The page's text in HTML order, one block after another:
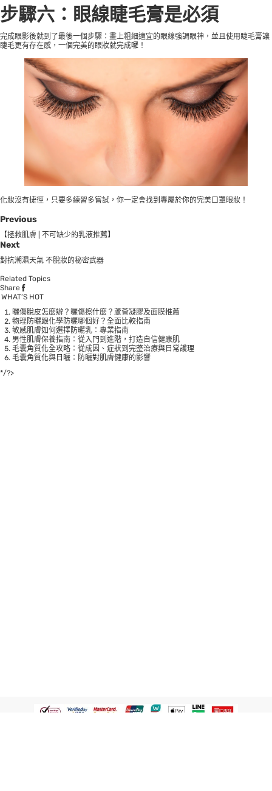
步驟六：眼線睫毛膏是必須
完成眼影後就到了最後一個步驟：畫上粗細適宜的眼線強調眼神，並且使用睫毛膏讓
睫毛更有存在感，一個完美的眼妝就完成囉！
化妝沒有捷徑，只要多練習多嘗試，你一定會找到專屬於你的完美口罩眼妝！
Previous
【拯救肌膚 | 不可缺少的乳液推薦】
Next
對抗潮濕天氣 不脫妝的秘密武器
Related Topics
Share
WHAT’S HOT
曬傷脫皮怎麼辦？曬傷擦什麼？蘆薈凝膠及面膜推薦
物理防曬跟化學防曬哪個好？全面比較指南
敏感肌膚如何選擇防曬乳：專業指南
男性肌膚保養指南：從入門到進階，打造自信健康肌
毛囊角質化全攻略：從成因、症狀到完整治療與日常護理
毛囊角質化與日曬：防曬對肌膚健康的影響
*/?>